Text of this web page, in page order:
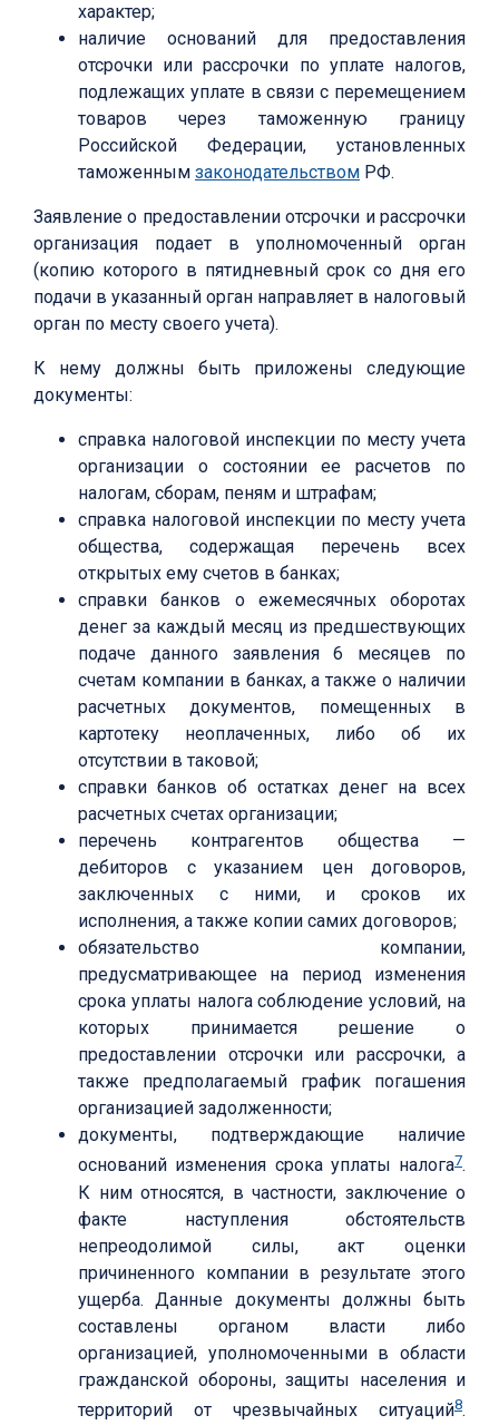
характер;
наличие оснований для предоставления
отсрочки или рассрочки по уплате налогов,
подлежащих уплате в связи с перемещением
товаров через таможенную границу
Российской Федерации, установленных
таможенным законодательством РФ.
Заявление о предоставлении отсрочки и рассрочки
организация подает в уполномоченный орган
(копию которого в пятидневный срок со дня его
подачи в указанный орган направляет в налоговый
орган по месту своего учета).
К нему должны быть приложены следующие
документы:
справка налоговой инспекции по месту учета
организации о состоянии ее расчетов по
налогам, сборам, пеням и штрафам;
справка налоговой инспекции по месту учета
общества, содержащая перечень всех
открытых ему счетов в банках;
справки банков о ежемесячных оборотах
денег за каждый месяц из предшествующих
подаче данного заявления 6 месяцев по
счетам компании в банках, а также о наличии
расчетных документов, помещенных в
картотеку неоплаченных, либо об их
отсутствии в таковой;
справки банков об остатках денег на всех
расчетных счетах организации;
перечень контрагентов общества —
дебиторов с указанием цен договоров,
заключенных с ними, и сроков их
исполнения, а также копии самих договоров;
обязательство компании,
предусматривающее на период изменения
срока уплаты налога соблюдение условий, на
которых принимается решение о
предоставлении отсрочки или рассрочки, а
также предполагаемый график погашения
организацией задолженности;
документы, подтверждающие наличие
оснований изменения срока уплаты налога7.
К ним относятся, в частности, заключение о
факте наступления обстоятельств
непреодолимой силы, акт оценки
причиненного компании в результате этого
ущерба. Данные документы должны быть
составлены органом власти либо
организацией, уполномоченными в области
гражданской обороны, защиты населения и
территорий от чрезвычайных ситуаций8.